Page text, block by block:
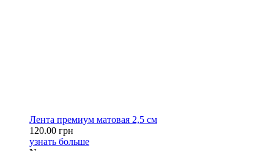
Лента премиум матовая 2,5 см
120.00 грн
узнать больше